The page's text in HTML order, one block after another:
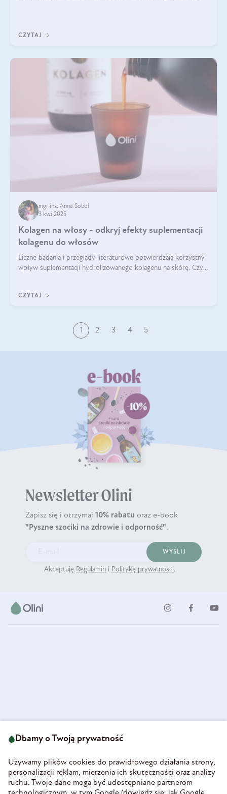
CZYTAJ
mgr inż. Anna Sobol
3 kwi 2025
Kolagen na włosy - odkryj efekty suplementacji
kolagenu do włosów
Liczne badania i przeglądy literaturowe potwierdzają korzystny
wpływ suplementacji hydrolizowanego kolagenu na skórę. Czy
CZYTAJ
1 2 3 4 5
Newsletter Olini
Zapisz się i otrzymaj 10% rabatu oraz e-book
"Pyszne szociki na zdrowie i odporność".
WYŚLIJ
Akceptuję Regulamin i Politykę prywatności.
58-160 Świebodzice
REGON 890213034
INFORMACJE
Dbamy o Twoją prywatność
Używamy plików cookies do prawidłowego działania strony,
personalizacji reklam, mierzenia ich skuteczności oraz analizy
ruchu. Twoje dane mogą być udostępniane partnerom